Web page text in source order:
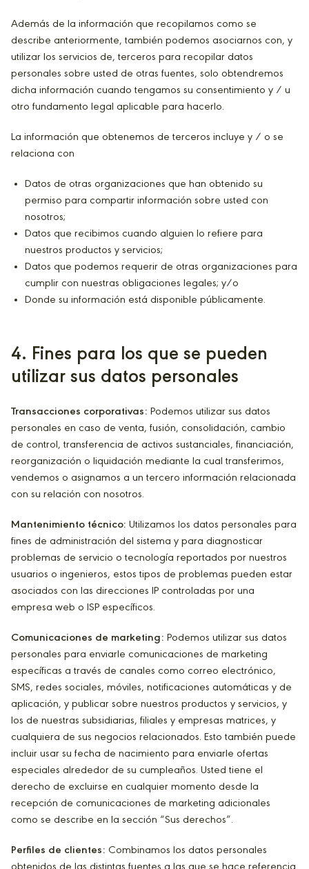
Además de la información que recopilamos como se
describe anteriormente, también podemos asociarnos con, y
utilizar los servicios de, terceros para recopilar datos
personales sobre usted de otras fuentes, solo obtendremos
dicha información cuando tengamos su consentimiento y / u
otro fundamento legal aplicable para hacerlo.
La información que obtenemos de terceros incluye y / o se
relaciona con
Datos de otras organizaciones que han obtenido su
permiso para compartir información sobre usted con
nosotros;
Datos que recibimos cuando alguien lo refiere para
nuestros productos y servicios;
Datos que podemos requerir de otras organizaciones para
cumplir con nuestras obligaciones legales; y/o
Donde su información está disponible públicamente.
4. Fines para los que se pueden
utilizar sus datos personales
Transacciones corporativas: Podemos utilizar sus datos
personales en caso de venta, fusión, consolidación, cambio
de control, transferencia de activos sustanciales, financiación,
reorganización o liquidación mediante la cual transferimos,
vendemos o asignamos a un tercero información relacionada
con su relación con nosotros.
Mantenimiento técnico: Utilizamos los datos personales para
fines de administración del sistema y para diagnosticar
problemas de servicio o tecnología reportados por nuestros
usuarios o ingenieros, estos tipos de problemas pueden estar
asociados con las direcciones IP controladas por una
empresa web o ISP específicos.
Comunicaciones de marketing: Podemos utilizar sus datos
personales para enviarle comunicaciones de marketing
específicas a través de canales como correo electrónico,
SMS, redes sociales, móviles, notificaciones automáticas y de
aplicación, y publicar sobre nuestros productos y servicios, y
los de nuestras subsidiarias, filiales y empresas matrices, y
cualquiera de sus negocios relacionados. Esto también puede
incluir usar su fecha de nacimiento para enviarle ofertas
especiales alrededor de su cumpleaños. Usted tiene el
derecho de excluirse en cualquier momento desde la
recepción de comunicaciones de marketing adicionales
como se describe en la sección “Sus derechos”.
Perfiles de clientes: Combinamos los datos personales